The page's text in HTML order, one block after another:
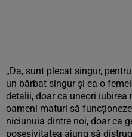
„Da, sunt plecat singur,
un bărbat singur și ea o
detalii, doar ca uneori iubirea
oameni maturi să
niciunuia dintre noi, doar ca
posesivitatea ajung să